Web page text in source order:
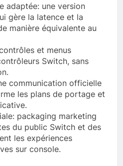
adaptée: une version
gère la latence et la
manière équivalente au
et menus
Switch, sans
communication officielle
les plans de portage et
packaging marketing
du public Switch et des
les expériences
sur console.